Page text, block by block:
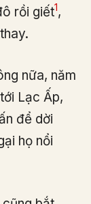
rồi giết1,
nữa, năm
Lạc Ấp,
để dời
họ nổi